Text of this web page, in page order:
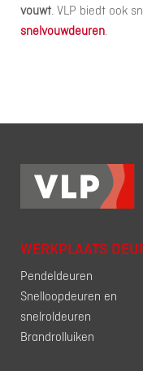
vouwt. VLP biedt ook
snelvouwdeuren.
WERKPLAATS
Pendeldeuren
Snelloopdeuren en
snelroldeuren
Brandrolluiken